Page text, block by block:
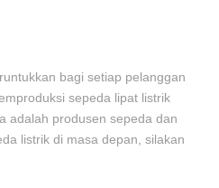
bagi setiap pelanggan
sepeda lipat listrik
adalah produsen sepeda dan
listrik di masa depan, silakan